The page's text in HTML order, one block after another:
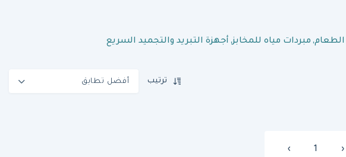
, مبردات مياه للمخابز, أجهزة التبريد والتجميد السريع
ترتيب أفضل تطابق
‹
1
›